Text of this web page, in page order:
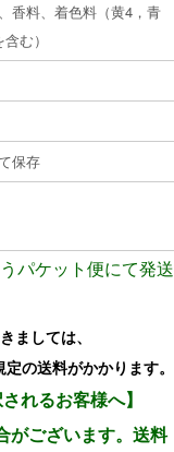
香料、着色料（黄4，青
む）
保存
パケット便にて発送
ましては、
の送料がかかります。
れるお客様へ】
がございます。送料